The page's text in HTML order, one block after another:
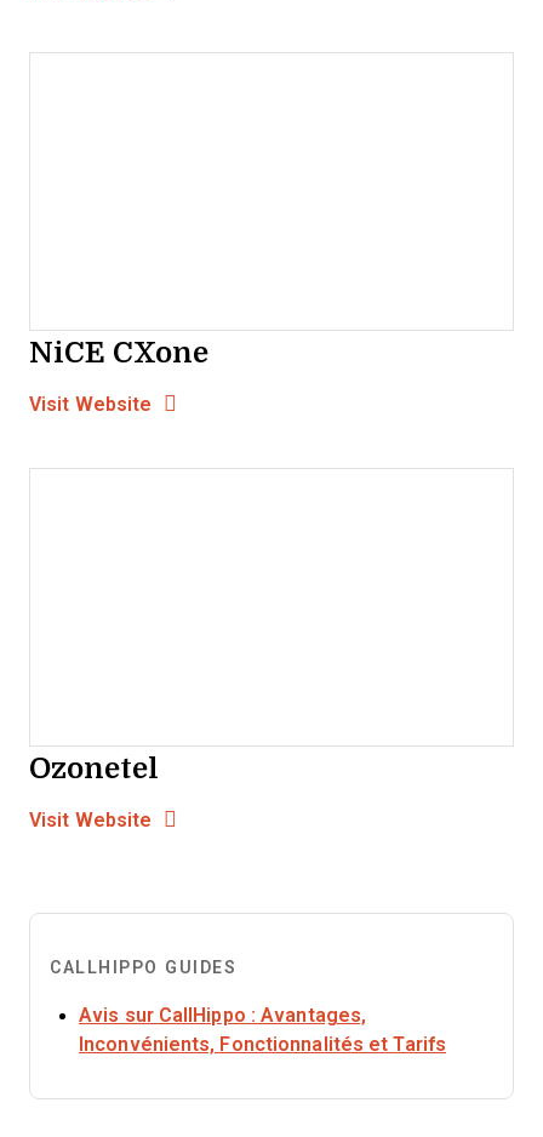
NiCE CXone
Visit Website Opens New Window
Ozonetel
Visit Website Opens New Window
CALLHIPPO GUIDES
Avis sur CallHippo : Avantages,
Inconvénients, Fonctionnalités et Tarifs